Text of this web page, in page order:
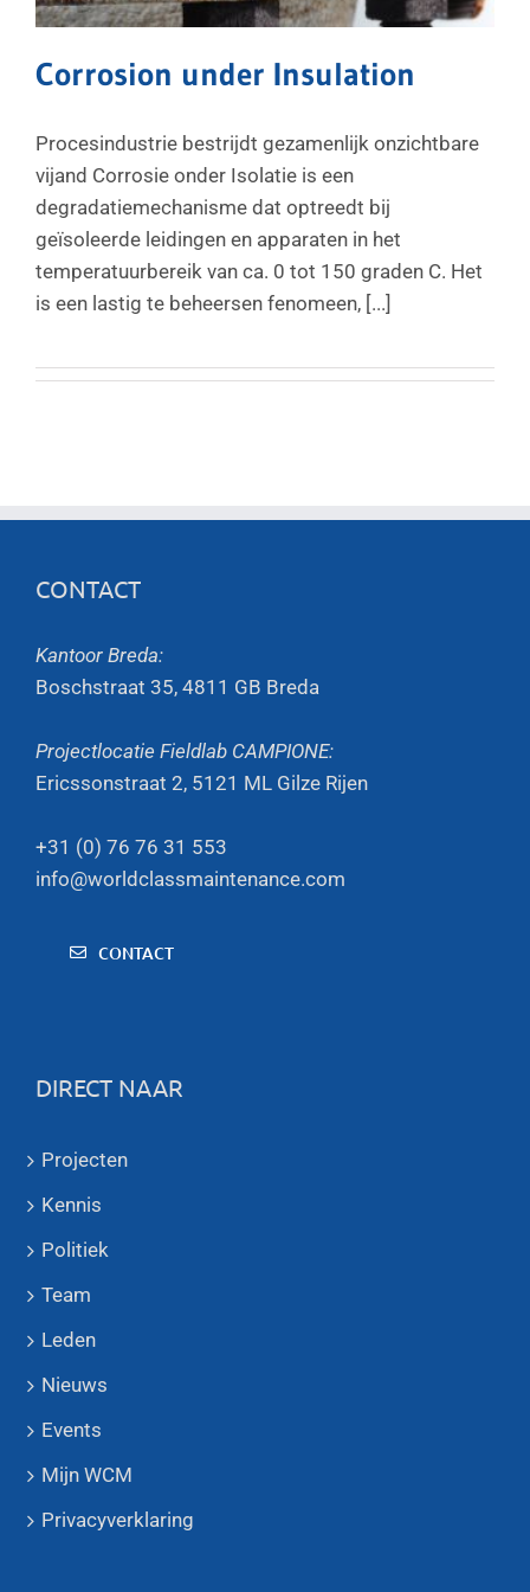
Corrosion under Insulation
Procesindustrie bestrijdt gezamenlijk onzichtbare
vijand Corrosie onder Isolatie is een
degradatiemechanisme dat optreedt bij
geïsoleerde leidingen en apparaten in het
temperatuurbereik van ca. 0 tot 150 graden C. Het
is een lastig te beheersen fenomeen, [...]
CONTACT
Kantoor Breda:
Boschstraat 35, 4811 GB Breda
Projectlocatie Fieldlab CAMPIONE:
Ericssonstraat 2, 5121 ML Gilze Rijen
+31 (0) 76 76 31 553
info@worldclassmaintenance.com
CONTACT
DIRECT NAAR
Projecten
Kennis
Politiek
Team
Leden
Nieuws
Events
Mijn WCM
Privacyverklaring